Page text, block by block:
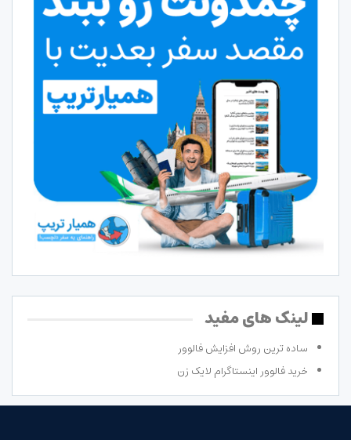
لینک های مفید
ساده ترین روش افزایش فالوور
خرید فالوور اینستاگرام لایک زن